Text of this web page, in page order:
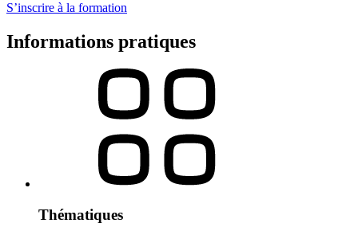
S’inscrire à la formation
Informations pratiques
Thématiques